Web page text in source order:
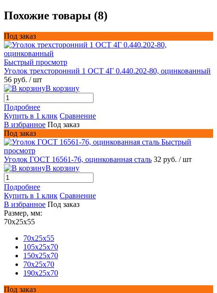
Похожие товары (8)
Под заказ
Быстрый просмотр
Уголок трехсторонний 1 ОСТ 4Г 0.440.202-80, оцинкованный
56 руб. / шт
В корзину
Подробнее
Купить в 1 клик Сравнение
В избранное Под заказ
Под заказ
Быстрый
просмотр
Уголок ГОСТ 16561-76, оцинкованная сталь 32 руб. / шт
В корзину
Подробнее
Купить в 1 клик Сравнение
В избранное Под заказ
Размер, мм:
70x25x55
70x25x55
105x25x70
150x25x70
70x25x70
190x25x70
Под заказ